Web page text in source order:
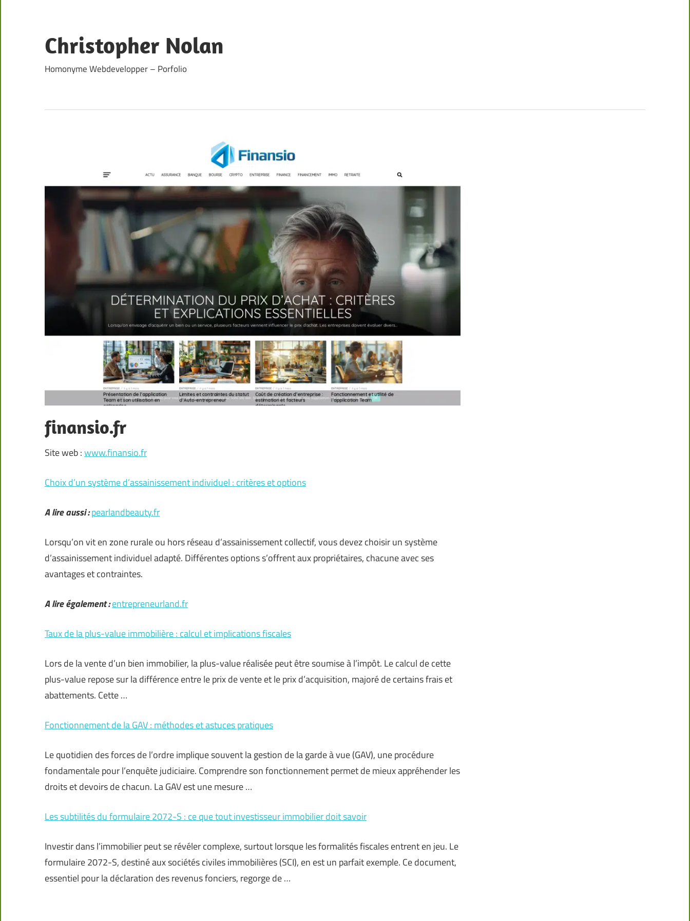
content
Christopher Nolan
Homonyme Webdevelopper – Porfolio
finansio.fr
Site web :www.finansio.fr
Choix d’un système d’assainissement individuel : critères et options
A lire aussi :pearlandbeauty.fr
Lorsqu’on vit en zone rurale ou hors réseau d’assainissement collectif, vous devez choisir un système
d’assainissement individuel adapté. Différentes options s’offrent aux propriétaires, chacune avec ses
avantages et contraintes.
A lire également :entrepreneurland.fr
Taux de la plus-value immobilière : calcul et implications fiscales
Lors de la vente d’un bien immobilier, la plus-value réalisée peut être soumise à l’impôt. Le calcul de cette
plus-value repose sur la différence entre le prix de vente et le prix d’acquisition, majoré de certains frais et
abattements. Cette …
Fonctionnement de la GAV : méthodes et astuces pratiques
Le quotidien des forces de l’ordre implique souvent la gestion de la garde à vue (GAV), une procédure
fondamentale pour l’enquête judiciaire. Comprendre son fonctionnement permet de mieux appréhender les
droits et devoirs de chacun. La GAV est une mesure …
Les subtilités du formulaire 2072-S : ce que tout investisseur immobilier doit savoir
Investir dans l’immobilier peut se révéler complexe, surtout lorsque les formalités fiscales entrent en jeu. Le
formulaire 2072-S, destiné aux sociétés civiles immobilières (SCI), en est un parfait exemple. Ce document,
essentiel pour la déclaration des revenus fonciers, regorge de …